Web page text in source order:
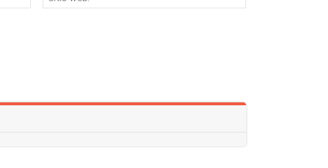
electrónico:*
web: